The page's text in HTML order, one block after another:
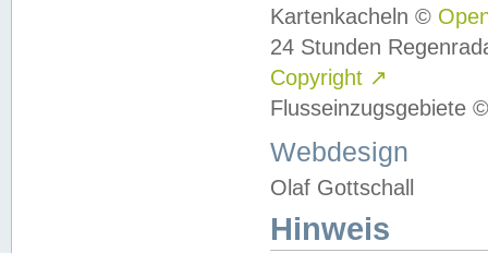
Kartenkacheln ©
24 Stunden
Copyright ↗
Flusseinzugsgebiete
Webdesign
Olaf Gottschall
Hinweis